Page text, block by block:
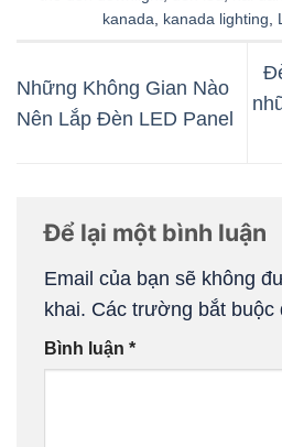
kanada
kanada lighting
Những Không Gian Nào
Nên Lắp Đèn LED Panel
Để lại một bình luận
Email của bạn sẽ không
khai. Các trường bắt buộc
Bình luận *